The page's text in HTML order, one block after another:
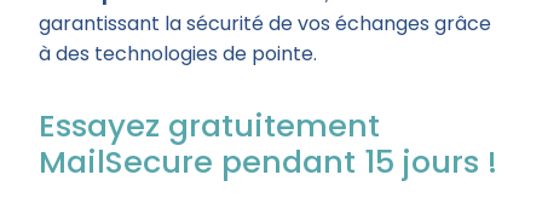
garantissant la sécurité de vos échanges grâce
à des technologies de pointe.
Essayez gratuitement
MailSecure pendant 15 jours !